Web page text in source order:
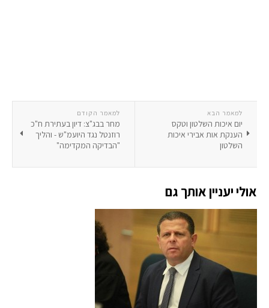
למאמר הקודם
מחר בבג"צ: דיון בעתירת ח"כ
רוזנטל נגד היועמ"ש - והליך
"הבדיקה המקדימה"
למאמר הבא
יום איכות השלטון וטקס
הענקת אות אבירי איכות
השלטון
אולי יעניין אותך גם